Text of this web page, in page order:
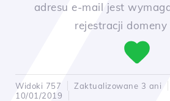
adresu e-mail jest
rejestracji domeny
Widoki 757 Zaktualizowane 3 ani
10/01/2019